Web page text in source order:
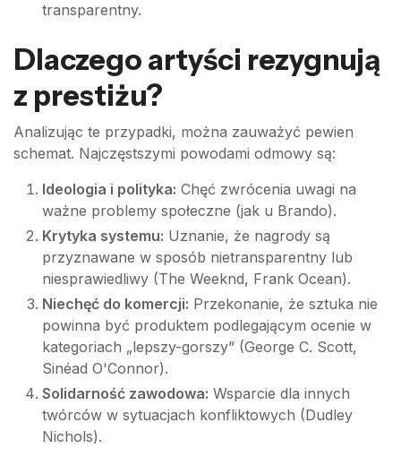
transparentny.
Dlaczego artyści rezygnują
z prestiżu?
Analizując te przypadki, można zauważyć pewien
schemat. Najczęstszymi powodami odmowy są:
Ideologia i polityka: Chęć zwrócenia uwagi na
ważne problemy społeczne (jak u Brando).
Krytyka systemu: Uznanie, że nagrody są
przyznawane w sposób nietransparentny lub
niesprawiedliwy (The Weeknd, Frank Ocean).
Niechęć do komercji: Przekonanie, że sztuka nie
powinna być produktem podlegającym ocenie w
kategoriach „lepszy-gorszy” (George C. Scott,
Sinéad O'Connor).
Solidarność zawodowa: Wsparcie dla innych
twórców w sytuacjach konfliktowych (Dudley
Nichols).